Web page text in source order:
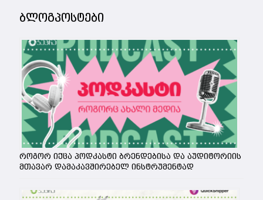
ბლოგპოსტები
როგორ იქცა პოდკასტი ბრენდებისა და აუდიტორიის
მთავარ დამაკავშირებელ ინსტრუმენტად